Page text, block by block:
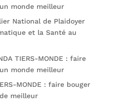
monde meilleur
National de Plaidoyer
et la Santé au
TIERS-MONDE : faire
monde meilleur
MONDE : faire bouger
meilleur